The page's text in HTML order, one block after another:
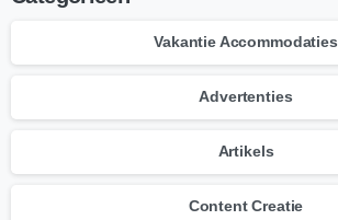
Vakantie Accommodaties
Advertenties
Artikels
Content Creatie